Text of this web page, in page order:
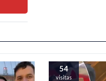
54
visitas